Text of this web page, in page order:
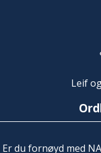
Leif
Er du fornøyd med